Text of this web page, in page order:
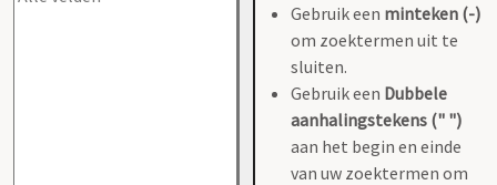
Gebruik een minteken (-)
om zoektermen uit te
sluiten.
Gebruik een Dubbele
aanhalingstekens (" ")
aan het begin en einde
van uw zoektermen om